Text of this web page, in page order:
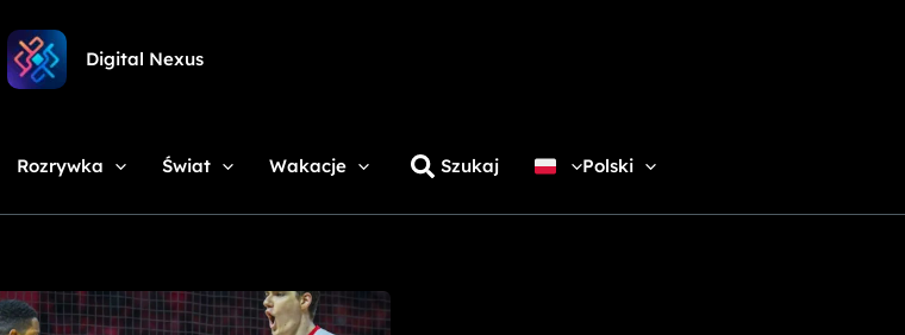
Digital Nexus
Rozrywka Świat Wakacje Szukaj Polski